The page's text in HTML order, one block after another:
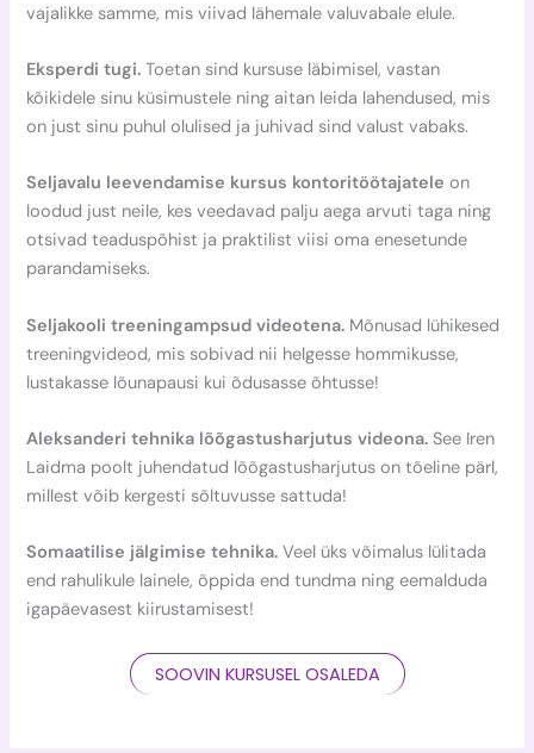
vajalikke samme, mis viivad lähemale valuvabale elule.
Eksperdi tugi.Toetan sind kursuse läbimisel, vastan
kõikidele sinu küsimustele ning aitan leida lahendused, mis
on just sinu puhul olulised ja juhivad sind valust vabaks.
Seljavalu leevendamise kursus kontoritöötajatele on
loodud just neile, kes veedavad palju aega arvuti taga ning
otsivad teaduspõhist ja praktilist viisi oma enesetunde
parandamiseks.
Seljakooli treeningampsud videotena. Mõnusad lühikesed
treeningvideod, mis sobivad nii helgesse hommikusse,
lustakasse lõunapausi kui õdusasse õhtusse!
Aleksanderi tehnika lõõgastusharjutus videona.See Iren
Laidma poolt juhendatud lõõgastusharjutus on tõeline pärl,
millest võib kergesti sõltuvusse sattuda!
Somaatilise jälgimise tehnika.Veel üks võimalus lülitada
end rahulikule lainele, õppida end tundma ning eemalduda
igapäevasest kiirustamisest!
SOOVIN KURSUSEL OSALEDA